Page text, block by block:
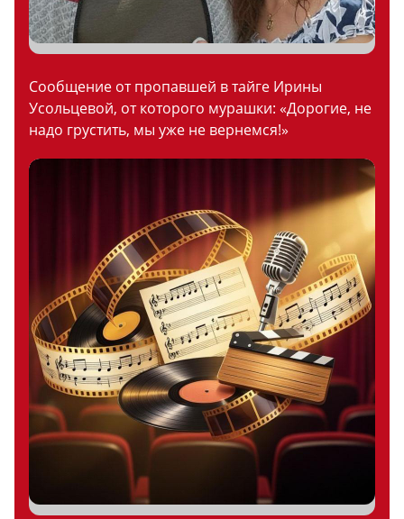
Сообщение от пропавшей в тайге Ирины
Усольцевой, от которого мурашки: «Дорогие, не
надо грустить, мы уже не вернемся!»